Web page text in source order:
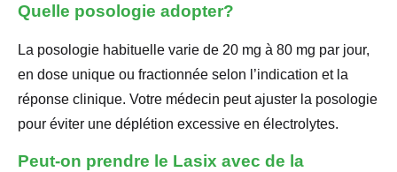
Quelle posologie adopter?
La posologie habituelle varie de 20 mg à 80 mg par jour,
en dose unique ou fractionnée selon l’indication et la
réponse clinique. Votre médecin peut ajuster la posologie
pour éviter une déplétion excessive en électrolytes.
Peut-on prendre le Lasix avec de la